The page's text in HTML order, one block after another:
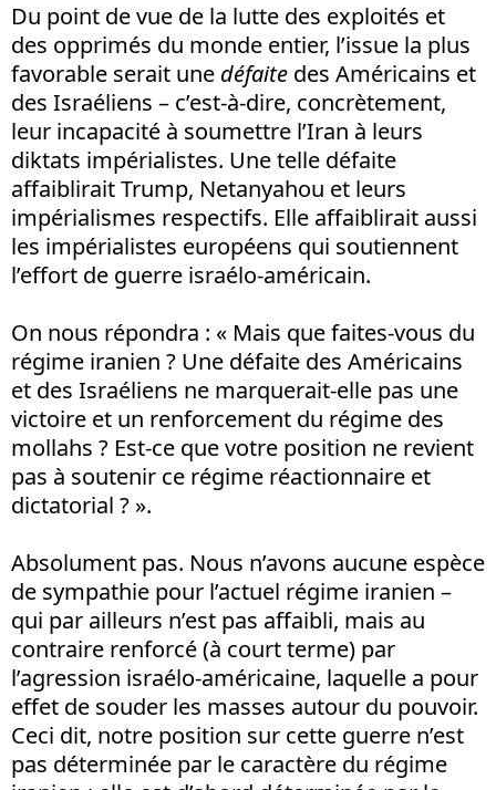
Du point de vue de la lutte des exploités et
des opprimés du monde entier, l’issue la plus
favorable serait une défaite des Américains et
des Israéliens – c’est-à-dire, concrètement,
leur incapacité à soumettre l’Iran à leurs
diktats impérialistes. Une telle défaite
affaiblirait Trump, Netanyahou et leurs
impérialismes respectifs. Elle affaiblirait aussi
les impérialistes européens qui soutiennent
l’effort de guerre israélo-américain.
On nous répondra : « Mais que faites-vous du
régime iranien ? Une défaite des Américains
et des Israéliens ne marquerait-elle pas une
victoire et un renforcement du régime des
mollahs ? Est-ce que votre position ne revient
pas à soutenir ce régime réactionnaire et
dictatorial ? ».
Absolument pas. Nous n’avons aucune espèce
de sympathie pour l’actuel régime iranien –
qui par ailleurs n’est pas affaibli, mais au
contraire renforcé (à court terme) par
l’agression israélo-américaine, laquelle a pour
effet de souder les masses autour du pouvoir.
Ceci dit, notre position sur cette guerre n’est
pas déterminée par le caractère du régime